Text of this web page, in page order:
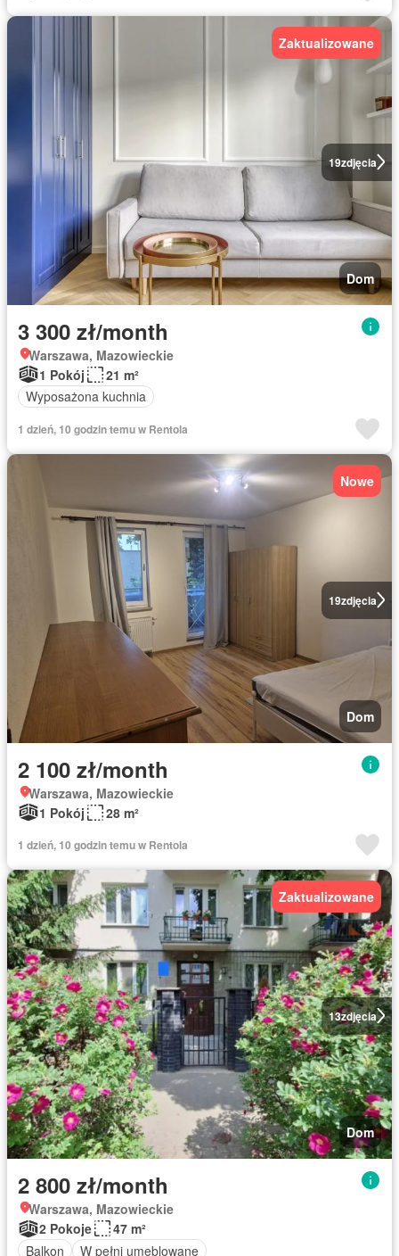
19zdjęcia
Zaktualizowane
Dom
3 300 zł/month
Warszawa, Mazowieckie
1 Pokój
21 m²
Wyposażona kuchnia
1 dzień, 10 godzin temu w Rentola
19zdjęcia
Nowe
Dom
2 100 zł/month
Warszawa, Mazowieckie
1 Pokój
28 m²
1 dzień, 10 godzin temu w Rentola
13zdjęcia
Zaktualizowane
Dom
2 800 zł/month
Warszawa, Mazowieckie
2 Pokoje
47 m²
Balkon
W pełni umeblowane